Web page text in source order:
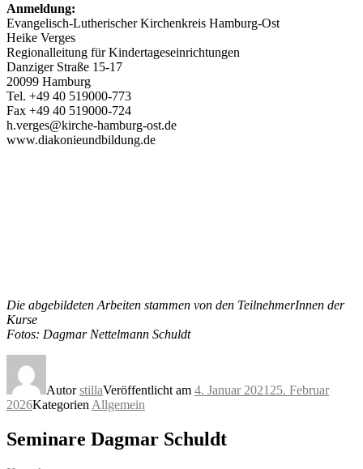
Anmeldung:
Evangelisch-Lutherischer Kirchenkreis Hamburg-Ost
Heike Verges
Regionalleitung für Kindertageseinrichtungen
Danziger Straße 15-17
20099 Hamburg
Tel. +49 40 519000-773
Fax +49 40 519000-724
h.verges@kirche-hamburg-ost.de
www.diakonieundbildung.de
Die abgebildeten Arbeiten stammen von den TeilnehmerInnen der
Kurse
Fotos: Dagmar Nettelmann Schuldt
AutorstillaVeröffentlicht am 4. Januar 2021 25. Februar
2026Kategorien Allgemein
Seminare Dagmar Schuldt